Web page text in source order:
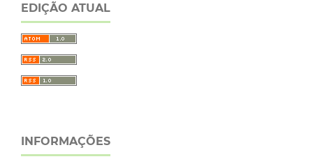
EDIÇÃO ATUAL
INFORMAÇÕES